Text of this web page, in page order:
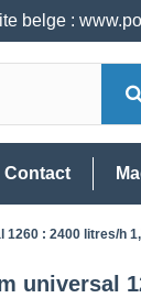
belge :
Contact
1260 : 2400 litres/h
universal